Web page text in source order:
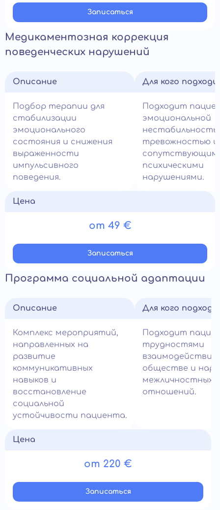
Записатьcя
Медикаментозная коррекция
поведенческих нарушений
Описание
Подбор терапии для
стабилизации
эмоционального
состояния и снижения
выраженности
импульсивного
поведения.
Для кого
Подходит
эмоциональной
тревожностью и
психическими
нарушениями.
Цена
от 49 €
Записатьcя
Программа социальной адаптации
Описание
Комплекс мероприятий,
направленных на
развитие
коммуникативных
навыков и
восстановление
социальной
устойчивости пациента.
Для кого
Подходит
трудностями
взаимодействия
обществе и
межличностных
отношений.
Цена
от 220 €
Записатьcя